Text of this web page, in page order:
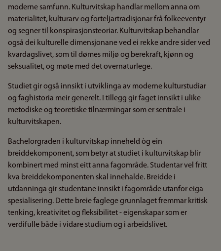
moderne samfunn. Kulturvitskap handlar mellom anna om
materialitet, kulturarv og forteljartradisjonar frå folkeeventyr
og segner til konspirasjonsteoriar. Kulturvitskap behandlar
også dei kulturelle dimensjonane ved ei rekke andre sider ved
kvardagslivet, som til dømes miljø og berekraft, kjønn og
seksualitet, og møte med det overnaturlege.
Studiet gir også innsikt i utviklinga av moderne kulturstudiar
og faghistoria meir generelt. I tillegg gir faget innsikt i ulike
metodiske og teoretiske tilnærmingar som er sentrale i
kulturvitskapen.
Bachelorgraden i kulturvitskap inneheld òg ein
breiddekomponent, som betyr at studiet i kulturvitskap blir
kombinert med minst eitt anna fagområde. Studentar vel fritt
kva breiddekomponenten skal innehalde. Breidde i
utdanninga gir studentane innsikt i fagområde utanfor eiga
spesialisering. Dette breie faglege grunnlaget fremmar kritisk
tenking, kreativitet og fleksibilitet - eigenskapar som er
verdifulle både i vidare studium og i arbeidslivet.